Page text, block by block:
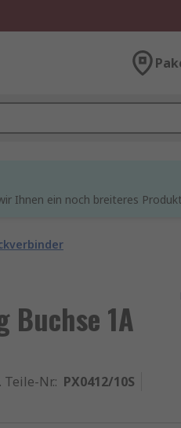
Ihnen ein noch breiteres
1A
Teile-Nr.: PX0412/10S